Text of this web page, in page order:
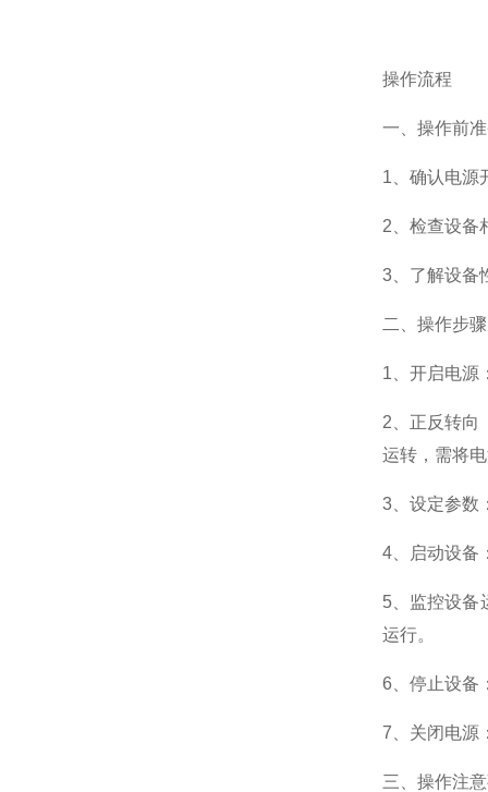
操作流程
一、操作前
1、确认电源
2、检查设备
3、了解设备
二、操作步骤
1、开启电源
2、正反转向
运转，需将
3、设定参数
4、启动设备
5、监控设备
运行。
6、停止设备
7、关闭电源
三、操作注